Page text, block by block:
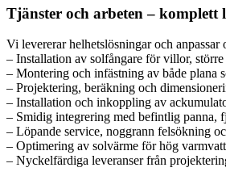
Tjänster och arbeten – komplett
Vi levererar helhetslösningar och
– Installation av solfångare för villor,
– Montering och infästning av både plana
– Projektering, beräkning och
– Installation och inkoppling av
– Smidig integrering med befintlig panna,
– Löpande service, noggrann felsökning
– Optimering av solvärme för hög
– Nyckelfärdiga leveranser från